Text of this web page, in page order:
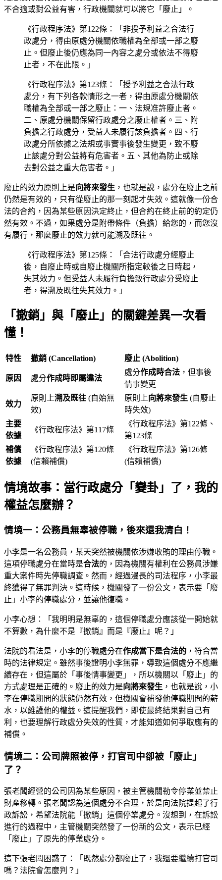
不合適或對公益有害，行政機關就可以將它「廢止」。
《行政程序法》第122條：「非授予利益之合法行
政處分，得由原處分機關依職權為全部或一部之廢
止。但廢止後仍應為同一內容之處分或依法不得廢
止者，不在此限。」
《行政程序法》第123條：「授予利益之合法行政
處分，有下列各款情形之一者，得由原處分機關依
職權為全部或一部之廢止：一、法規准許廢止者。
二、原處分機關保留行政處分之廢止權者。三、附
負擔之行政處分，受益人未履行該負擔者。四、行
政處分所依據之法規或事實事後發生變更，致不廢
止該處分對公益將有危害者。五、其他為防止或除
去對公益之重大危害者。」
廢止的效力原則上是向將來發生 ，也就是說，處分在廢止之前
仍然是有效的，只有從廢止的那一刻起才失效。這就像一份合
法的合約，因為某些原因決定終止，但合約在終止前的約定仍
然有效。不過，如果處分是附帶條件（負擔）給您的，而您沒
有履行，那麼廢止的效力就可能溯及既往。
《行政程序法》第125條：「合法行政處分經廢止
後，自廢止時或自廢止機關所指定較後之日時起，
失其效力。但受益人未履行負擔致行政處分受廢止
者，得溯及既往失其效力。」
「撤銷」與「廢止」的關鍵差異一次看
懂！
特性 撤銷 (Cancellation) 廢止 (Abolition)
原因 處分作成時即屬違法
處分作成時合法 ，但事後
情事變更
效力
原則上溯及既往 (自始無
效)
原則上向將來發生 (自廢止
時失效)
主要
依據
《行政程序法》第117條
《行政程序法》第122條、
第123條
補償
依據
《行政程序法》第120條
(信賴補償)
《行政程序法》第126條
(信賴補償)
情境故事：當行政處分「變卦」了，我的
權益怎麼辦？
情境一：公務員無辜被停職，後來還我清白！
小李是一名公務員，某天突然被機關依涉嫌收賄的理由停職。
這項停職處分在當時是合法的，因為機關有權利在公務員涉嫌
重大案件時先停職調查。然而，經過漫長的司法程序，小李最
終獲得了無罪判決。這時候，機關發了一份公文，表示要「廢
止」小李的停職處分，並讓他復職。
小李心想：「我明明是無辜的，這個停職處分應該從一開始就
不算數，為什麼不是『撤銷』而是『廢止』呢？」
法院的看法是，小李的停職處分在作成當下是合法的 ，符合當
時的法律規定。雖然事後證明小李無罪，導致這個處分不應繼
續存在，但這屬於「事後情事變更」，所以機關以「廢止」的
方式處理是正確的。廢止的效力是向將來發生 ，也就是說，小
李在停職期間的狀態仍然有效，但機關會補發他停職期間的薪
水，以維護他的權益。這提醒我們，即使最終結果對自己有
利，也要理解行政處分失效的性質，才能知道如何爭取應有的
補償。
情境二：公司牌照被停，打官司中卻被「廢止」
了？
張老闆經營的公司因為某些原因，被主管機關勒令停業並禁止
財產移轉。張老闆認為這個處分不合理，於是向法院提起了行
政訴訟，希望法院能「撤銷」這個停業處分。沒想到，在訴訟
進行的過程中，主管機關突然發了一份新的公文，表示已經
「廢止」了原先的停業處分。
這下張老闆困惑了：「既然處分都廢止了，我還要繼續打官司
嗎？法院會怎麼判？」